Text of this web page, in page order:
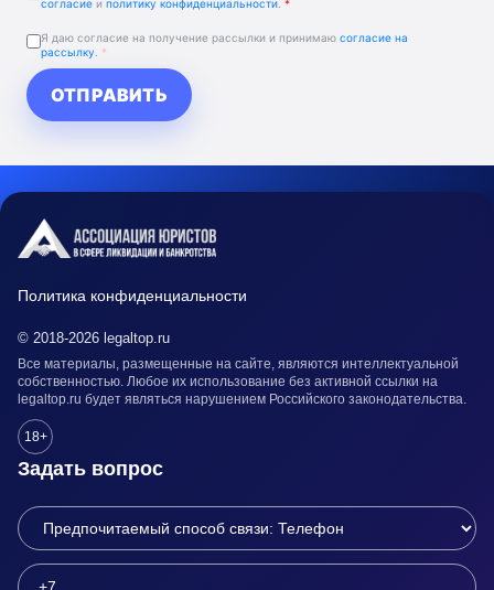
согласие и политику конфиденциальности *
Я даю согласие на получение рассылки и принимаю согласие на
рассылку
*
ОТПРАВИТЬ
Политика конфиденциальности
© 2018-2026 legaltop.ru
Все материалы, размещенные на сайте, являются интеллектуальной
собственностью. Любое их использование без активной ссылки на
legaltop.ru будет являться нарушением Российского законодательства.
18+
Задать вопрос